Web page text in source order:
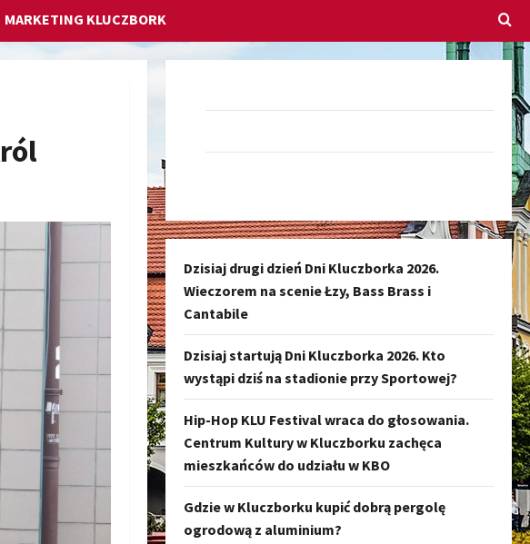
MARKETING KLUCZBORK
Dzisiaj drugi dzień Dni Kluczborka 2026.
Wieczorem na scenie Łzy, Bass Brass i
Cantabile
Dzisiaj startują Dni Kluczborka 2026. Kto
wystąpi dziś na stadionie przy Sportowej?
Hip-Hop KLU Festival wraca do głosowania.
Centrum Kultury w Kluczborku zachęca
mieszkańców do udziału w KBO
Gdzie w Kluczborku kupić dobrą pergolę
ogrodową z aluminium?